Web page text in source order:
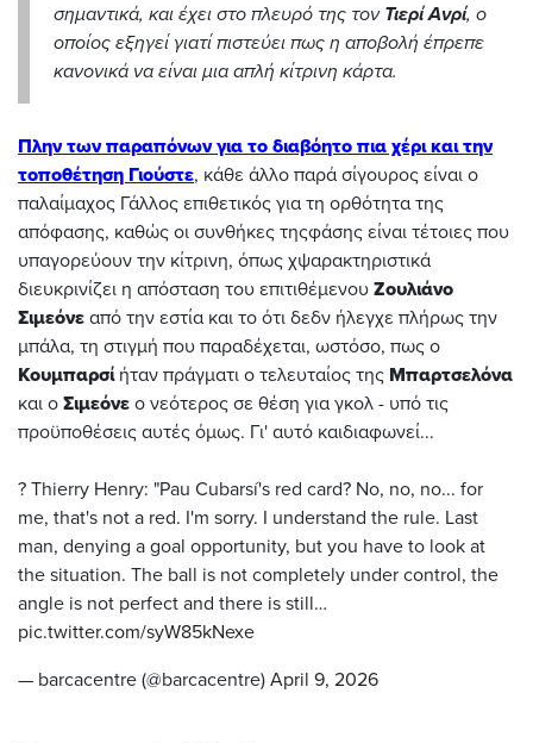
σημαντικά, και έχει στο πλευρό της τονΤιερί Ανρί, ο
οποίος εξηγεί γιατί πιστεύει πως η αποβολή έπρεπε
κανονικά να είναι μια απλή κίτρινη κάρτα.
Πλην των παραπόνων για το διαβόητο πια χέρι και την
τοποθέτηση Γιούστε, κάθε άλλο παρά σίγουρος είναι ο
παλαίμαχος Γάλλος επιθετικός για τη ορθότητα της
απόφασης, καθώς οι συνθήκες τηςφάσης είναι τέτοιες που
υπαγορεύουν την κίτρινη, όπως χψαρακτηριστικά
διευκρινίζει η απόσταση του επιτιθέμενου Ζουλιάνο
Σιμεόνε από την εστία και το ότι δεδν ήλεγχε πλήρως την
μπάλα, τη στιγμή που παραδέχεται, ωστόσο, πως ο
Κουμπαρσίήταν πράγματι ο τελευταίος της Μπαρτσελόνα
και ο Σιμεόνε ο νεότερος σε θέση για γκολ - υπό τις
προϋποθέσεις αυτές όμως. Γι' αυτό καιδιαφωνεί...
? Thierry Henry: "Pau Cubarsí's red card? No, no, no... for
me, that's not a red. I'm sorry. I understand the rule. Last
man, denying a goal opportunity, but you have to look at
the situation. The ball is not completely under control, the
angle is not perfect and there is still…
pic.twitter.com/syW85kNexe
— barcacentre (@barcacentre) April 9, 2026